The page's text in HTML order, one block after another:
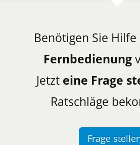
Benötigen Sie
Fernbedienung
Jetzt eine Frage
Ratschläge
Frage